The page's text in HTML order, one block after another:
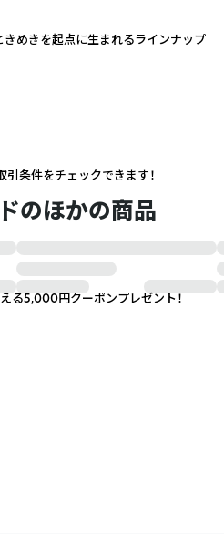
ときめきを起点に生まれるラインナップ
のほかの商品
引条件をチェックできます！
る5,000円クーポンプレゼント！